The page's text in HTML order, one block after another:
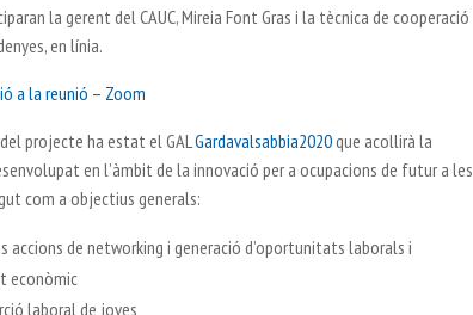
la gerent del CAUC, Mireia Font Gras i la tècnica de cooperació
en línia.
a la reunió – Zoom
projecte ha estat el GAL Gardavalsabbia2020que acollirà la
en l’àmbit de la innovació per a ocupacions de futur a les
com a objectius generals:
accions de networking i generació d’oportunitats laborals i
econòmic
laboral de joves